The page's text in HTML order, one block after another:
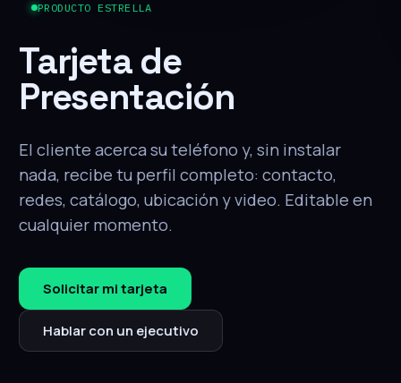
PRODUCTO ESTRELLA
Tarjeta de
Presentación
El cliente acerca su teléfono y, sin instalar
nada, recibe tu perfil completo: contacto,
redes, catálogo, ubicación y video. Editable en
cualquier momento.
Solicitar mi tarjeta
Hablar con un ejecutivo